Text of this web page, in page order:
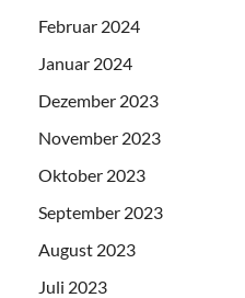
Februar 2024
Januar 2024
Dezember 2023
November 2023
Oktober 2023
September 2023
August 2023
Juli 2023